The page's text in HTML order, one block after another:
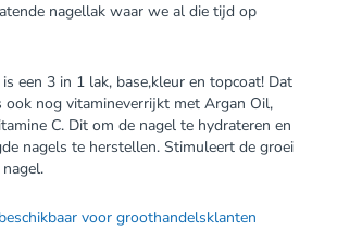
nagellak waar we al die tijd op
een 3 in 1 lak, base,kleur en topcoat! Dat
ook nog vitamineverrijkt met Argan Oil,
C. Dit om de nagel te hydrateren en
nagels te herstellen. Stimuleert de groei
voor groothandelsklanten